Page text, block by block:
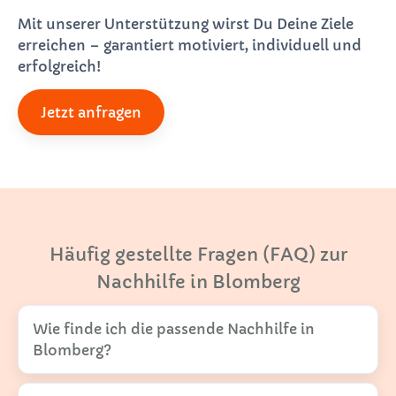
Mit unserer Unterstützung wirst Du Deine Ziele
erreichen – garantiert motiviert, individuell und
erfolgreich!
Jetzt anfragen
Häufig gestellte Fragen (FAQ) zur
Nachhilfe in Blomberg
Wie finde ich die passende Nachhilfe in
Blomberg?